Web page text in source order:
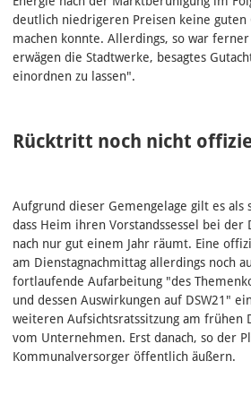
deutlich niedrigeren Preisen keine guten
machen konnte. Allerdings, so war
erwägen die Stadtwerke, besagtes
einordnen zu lassen".
Rücktritt noch nicht
Aufgrund dieser Gemengelage gilt es als
dass Heim ihren Vorstandssessel bei der
nach nur gut einem Jahr räumt. Eine
am Dienstagnachmittag allerdings noch
fortlaufende Aufarbeitung "des
und dessen Auswirkungen auf DSW21"
weiteren Aufsichtsratssitzung am frühen
vom Unternehmen. Erst danach, so der
Kommunalversorger öffentlich äußern.